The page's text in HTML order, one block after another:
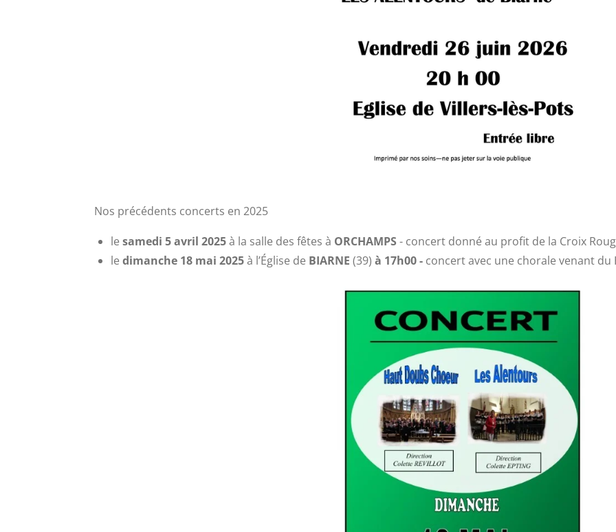
Nos précédents concerts en 2025
le samedi 5 avril 2025à la salle des fêtes à ORCHAMPS - concert donné au profit de la Croix
le dimanche 18 mai 2025à l’Église de BIARNE (39) à 17h00 - concert avec une chorale venant du